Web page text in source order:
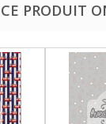
PRODUIT